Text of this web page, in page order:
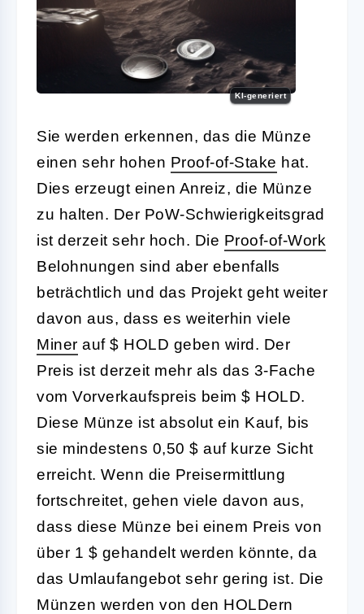
KI-generiert
Sie werden erkennen, das die Münze
einen sehr hohen Proof-of-Stake hat.
Dies erzeugt einen Anreiz, die Münze
zu halten. Der PoW-Schwierigkeitsgrad
ist derzeit sehr hoch. Die Proof-of-Work
Belohnungen sind aber ebenfalls
beträchtlich und das Projekt geht weiter
davon aus, dass es weiterhin viele
Miner auf $ HOLD geben wird. Der
Preis ist derzeit mehr als das 3-Fache
vom Vorverkaufspreis beim $ HOLD.
Diese Münze ist absolut ein Kauf, bis
sie mindestens 0,50 $ auf kurze Sicht
erreicht. Wenn die Preisermittlung
fortschreitet, gehen viele davon aus,
dass diese Münze bei einem Preis von
über 1 $ gehandelt werden könnte, da
das Umlaufangebot sehr gering ist. Die
Münzen werden von den HOLDern